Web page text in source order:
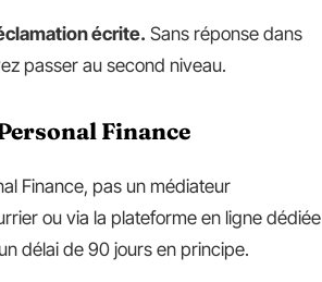
écrite. Sans réponse dans
passer au second niveau.
Finance
Finance, pas un médiateur
ou via la plateforme en ligne dédiée
délai de 90 jours en principe.